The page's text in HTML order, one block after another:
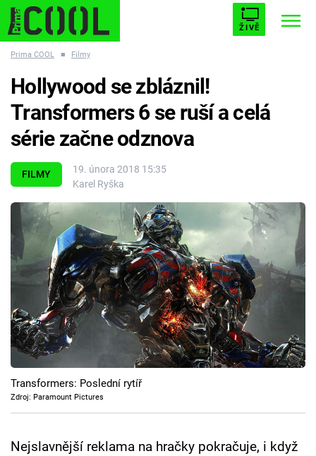
ŽIVĚ
ESCAPE PLNEJ KOTEL AVENGERS 5
Témata
Filmy
Seriály
Cool Esport
Pořady
TV Program
Prima COOL ■ Filmy
FILMY
19. února 2018 15:35
Karel Ryška
Hollywood se zbláznil!
Transformers 6 se ruší a celá
série začne odznova
Transformers: Poslední rytíř
Zdroj: Paramount Pictures
Nejslavnější reklama na hračky pokračuje, i když